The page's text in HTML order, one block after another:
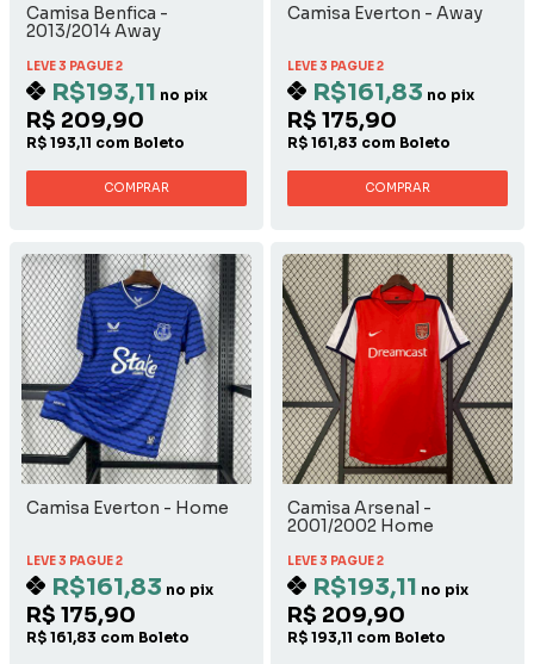
Camisa Benfica -
2013/2014 Away
LEVE 3 PAGUE 2
R$193,11 no pix
R$ 209,90
R$ 193,11 com Boleto
COMPRAR
Camisa Everton - Away
LEVE 3 PAGUE 2
R$161,83 no pix
R$ 175,90
R$ 161,83 com Boleto
COMPRAR
Camisa Everton - Home
LEVE 3 PAGUE 2
R$161,83 no pix
R$ 175,90
R$ 161,83 com Boleto
Camisa Arsenal -
2001/2002 Home
LEVE 3 PAGUE 2
R$193,11 no pix
R$ 209,90
R$ 193,11 com Boleto